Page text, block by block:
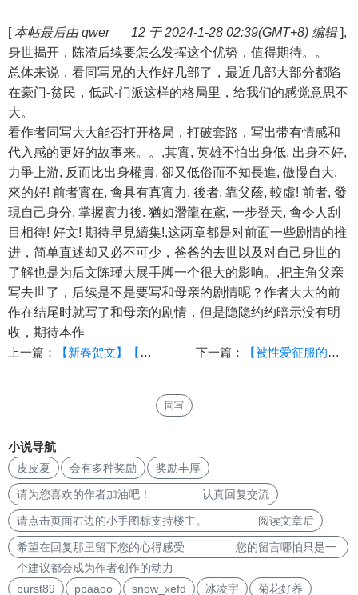
[本帖最后由 qwer___12 于 2024-1-28 02:39(GMT+8) 编辑],
身世揭开，陈渣后续要怎么发挥这个优势，值得期待。。
总体来说，看同写兄的大作好几部了，最近几部大部分都陷
在豪门-贫民，低武-门派这样的格局里，给我们的感觉意思不
大。
看作者同写大大能否打开格局，打破套路，写出带有情感和
代入感的更好的故事来。。,其實, 英雄不怕出身低, 出身不好,
力爭上游, 反而比出身權貴, 卻又低俗而不知長進, 傲慢自大,
來的好! 前者實在, 會具有真實力, 後者, 靠父蔭, 較虛! 前者, 發
現自己身分, 掌握實力後. 猶如潛龍在鳶, 一步登天, 會令人刮
目相待! 好文! 期待早見續集!,这两章都是对前面一些剧情的推
进，简单直述却又必不可少，爸爸的去世以及对自己身世的
了解也是为后文陈瑾大展手脚一个很大的影响。,把主角父亲
写去世了，后续是不是要写和母亲的剧情呢？作者大大的前
作在结尾时就写了和母亲的剧情，但是隐隐约约暗示没有明
收，期待本作
上一篇：
【新春贺文】【「瘟城母子」之《母亲最适合当飞机杯的3个理由》】（十二·上）[攻山门，破母穴！] 下一篇： 【被性爱征服的爱情】（第四部 绝色总裁，美T局长）（171）
同写
小说导航
皮皮夏 会有多种奖励 奖励丰厚
请为您喜欢的作者加油吧！ 认真回复交流
请点击页面右边的小手图标支持楼主。 阅读文章后
希望在回复那里留下您的心得感受 您的留言哪怕只是一
个建议都会成为作者创作的动力
burst89
ppaaoo snow_xefd 冰凌宇 菊花好养